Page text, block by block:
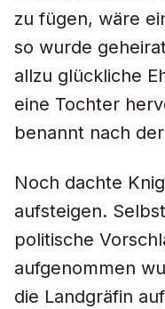
zu fügen, wäre
so wurde
allzu glückliche
eine Tochter
benannt nach
Noch dachte
aufsteigen.
politische
aufgenommen
die Landgräfin